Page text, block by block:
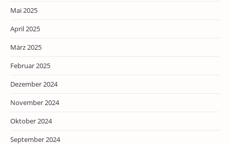
Mai 2025
April 2025
März 2025
Februar 2025
Dezember 2024
November 2024
Oktober 2024
September 2024